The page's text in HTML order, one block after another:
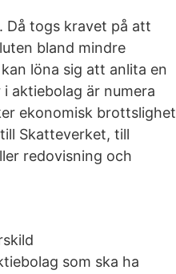
Då togs kravet på att
bland mindre
löna sig att anlita en
aktiebolag är numera
ekonomisk brottslighet
Skatteverket, till
redovisning och
som ska ha